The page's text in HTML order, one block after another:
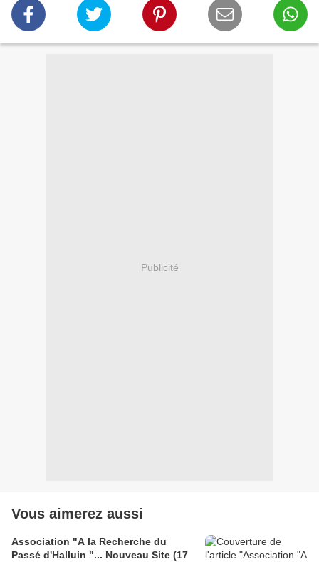
Publicité
Vous aimerez aussi
Association "A la Recherche du
Passé d'Halluin "... Nouveau Site (17